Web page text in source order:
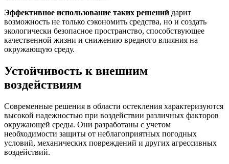
Эффективное использование таких решений дарит
возможность не только сэкономить средства, но и создать
экологически безопасное пространство, способствующее
качественной жизни и снижению вредного влияния на
окружающую среду.
Устойчивость к внешним
воздействиям
Современные решения в области остекления характеризуются
высокой надежностью при воздействии различных факторов
окружающей среды. Они разработаны с учетом
необходимости защиты от неблагоприятных погодных
условий, механических повреждений и других агрессивных
воздействий.